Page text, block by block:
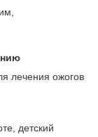
лечения ожогов
детский